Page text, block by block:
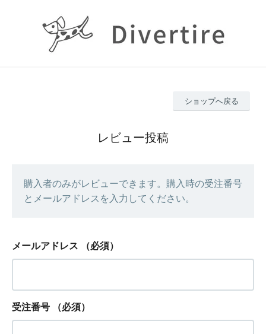
ショップへ戻る
レビュー投稿
購入者のみがレビューできます。購入時の受注番号
とメールアドレスを入力してください。
メールアドレス （必須）
受注番号 （必須）